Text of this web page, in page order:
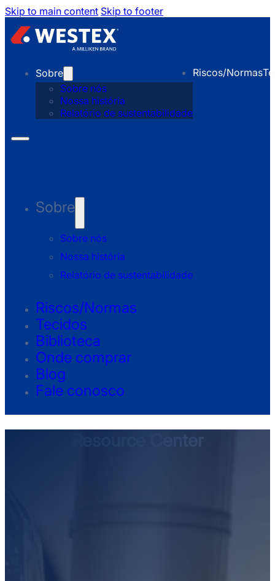
Skip to main content Skip to footer
Sobre
Sobre nós
Nossa história
Relatório de sustentabilidade
Riscos/Normas
Sobre
Sobre nós
Nossa história
Relatório de sustentabilidade
Riscos/Normas
Tecidos
Biblioteca
Onde comprar
Blog
Fale conosco
Resource Center